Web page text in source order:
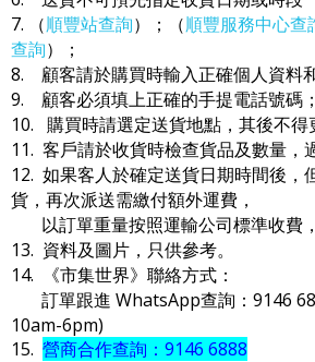
7. （順豐站查詢）；（順豐服務中心查
查詢）；
8. 顧客請於購買時輸入正確個人資料
9. 顧客必須填上正確的手提電話號碼
10. 購買時請選定送貨地點，其後不得
11. 客戶請於收貨時檢查貨品及數量，
12. 如果客人於確定送貨日期時間後，
貨，再次派送需繳付額外運費，
以訂單重量按照運輸公司標準收費，
13. 資料及圖片，只供參考。
14. 《市集世界》聯絡方式：
訂單跟進 WhatsApp查詢：9146
10am-6pm)
15. 營商合作查詢：9146 6888